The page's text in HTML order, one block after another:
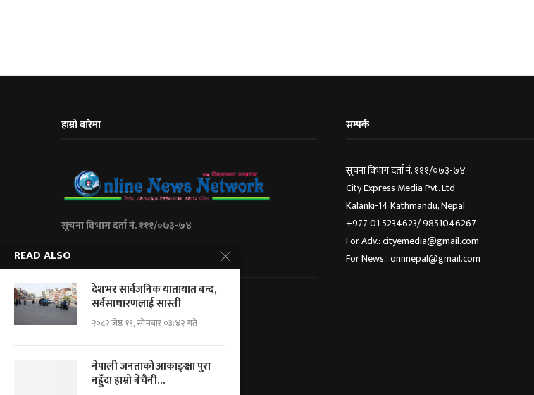
हाम्रो बारेमा
सूचना विभाग दर्ता नं. १११/०७३-७४
City Express Media Pvt. Ltd
Kalanki-14 Kathmandu, Nepal
+977 01 5234623/ 9851046267
For Adv.: cityemedia@gmail.com
सम्पर्क
सूचना विभाग दर्ता नं. १११/०७३-७४
City Express Media Pvt. Ltd
Kalanki-14 Kathmandu, Nepal
+977 01 5234623/ 9851046267
For Adv.: cityemedia@gmail.com
For News.: onnnepal@gmail.com
READ ALSO
देशभर सार्वजनिक यातायात बन्द,
सर्वसाधारणलाई सास्ती
२०८२ जेष्ठ १९, सोमबार ०३:४२ गते
नेपाली जनताको आकाङ्क्षा पुरा
नहुँदा हाम्रो बेचैनी...